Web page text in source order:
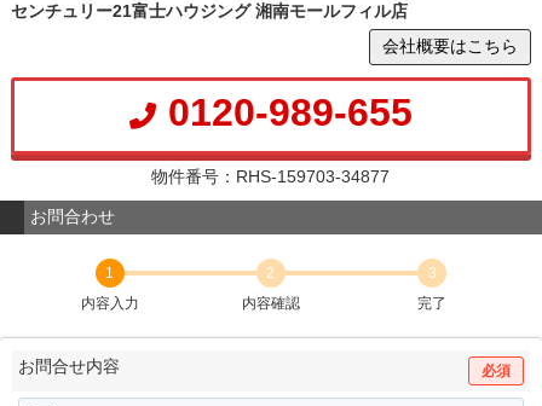
センチュリー21富士ハウジング 湘南モールフィル店
会社概要はこちら
0120-989-655
物件番号：RHS-159703-34877
お問合わせ
1
内容入力
2
内容確認
3
完了
お問合せ内容 必須